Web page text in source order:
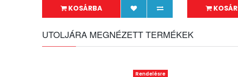
KOSÁRBA
UTOLJÁRA MEGNÉZETT TERMÉKEK
Rendelésre